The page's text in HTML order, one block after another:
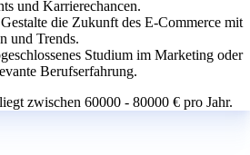
und Karrierechancen.
Gestalte die Zukunft des E-Commerce mit
und Trends.
Studium im Marketing oder
Berufserfahrung.
zwischen 60000 - 80000 € pro Jahr.